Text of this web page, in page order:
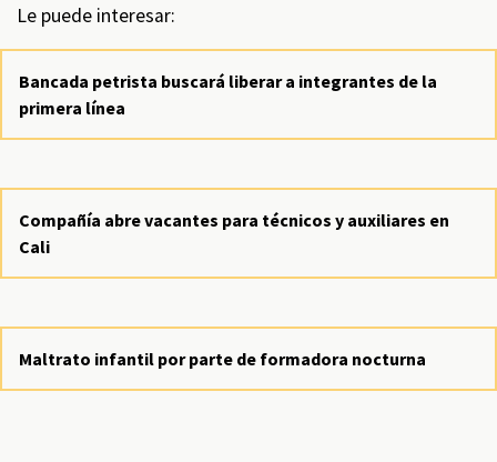
Le puede interesar:
Bancada petrista buscará liberar a integrantes de la
primera línea
Compañía abre vacantes para técnicos y auxiliares en
Cali
Maltrato infantil por parte de formadora nocturna